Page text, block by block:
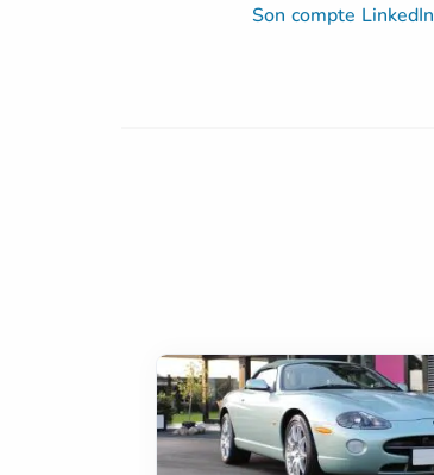
Son compte LinkedIn